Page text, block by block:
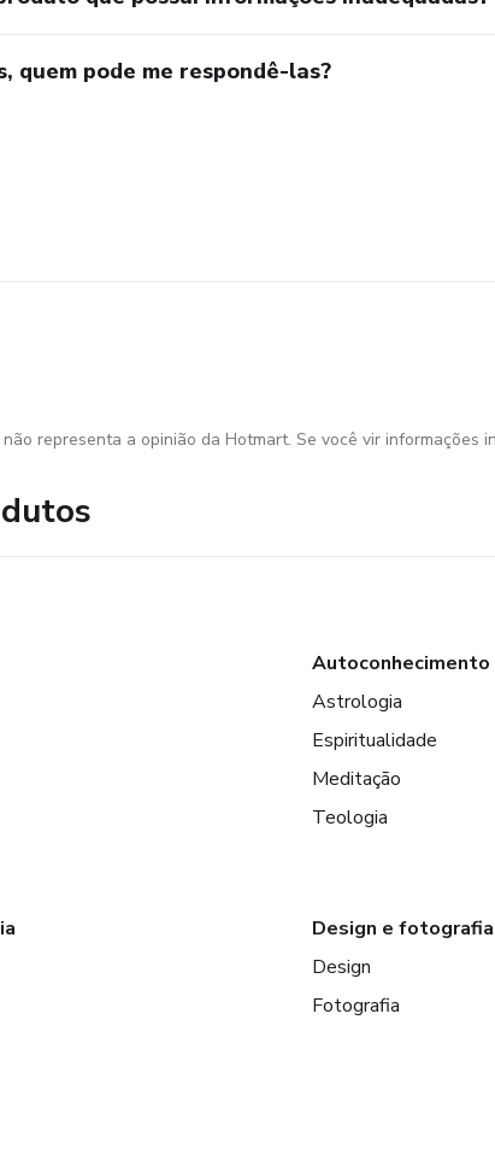
quem pode me respondê-las?
representa a opinião da Hotmart. Se você vir informações
Astrologia
Espiritualidade
Meditação
Teologia
Design e fotografia
Design
Fotografia